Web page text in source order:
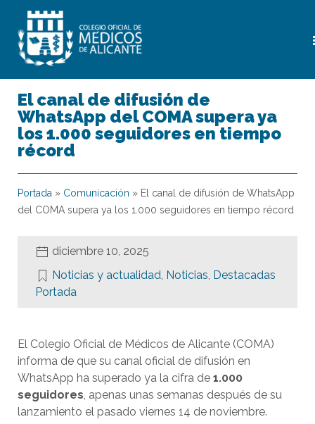
El canal de difusión de
WhatsApp del COMA supera ya
los 1.000 seguidores en tiempo
récord
Portada » Comunicación » El canal de difusión de WhatsApp
del COMA supera ya los 1.000 seguidores en tiempo récord
diciembre 10, 2025
Noticias y actualidad, Noticias, Destacadas
Portada
El Colegio Oficial de Médicos de Alicante (COMA)
informa de que su canal oficial de difusión en
WhatsApp ha superado ya la cifra de 1.000
seguidores, apenas unas semanas después de su
lanzamiento el pasado viernes 14 de noviembre.